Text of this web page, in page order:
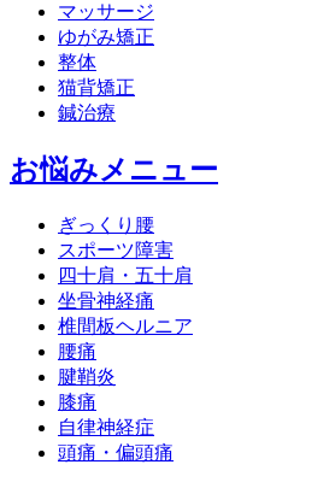
マッサージ
ゆがみ矯正
整体
猫背矯正
鍼治療
お悩みメニュー
ぎっくり腰
スポーツ障害
四十肩・五十肩
坐骨神経痛
椎間板ヘルニア
腰痛
腱鞘炎
膝痛
自律神経症
頭痛・偏頭痛